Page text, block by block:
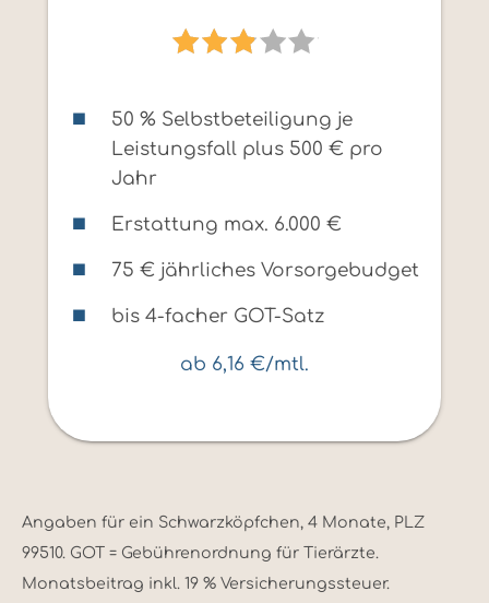
50 % Selbstbeteiligung je
Leistungsfall plus 500 € pro
Jahr
Erstattung max. 6.000 €
75 € jährliches Vorsorgebudget
bis 4-facher GOT-Satz
ab 6,16 €/mtl.
Angaben für ein Schwarzköpfchen, 4 Monate, PLZ
99510. GOT = Gebührenordnung für Tierärzte.
Monatsbeitrag inkl. 19 % Versicherungssteuer.